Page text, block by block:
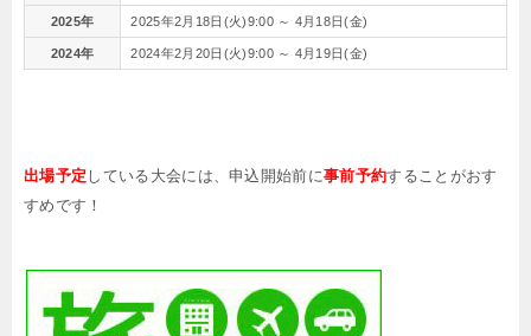
2025年 2025年2月18日(火)9:00 ～ 4月18日(金)
2024年 2024年2月20日(火)9:00 ～ 4月19日(金)
出場予定 している大会には、申込開始前に事前予約することがおす
すめです！